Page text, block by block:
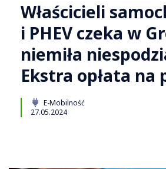
Właścicieli
i PHEV czeka w
niemiła
Ekstra opłata na
E-Mobilność
27.05.2024